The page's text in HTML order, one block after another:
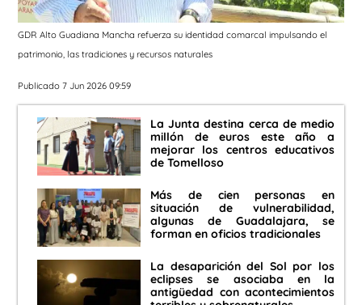
GDR Alto Guadiana Mancha refuerza su identidad comarcal impulsando el
patrimonio, las tradiciones y recursos naturales
Publicado 7 Jun 2026 09:59
La Junta destina cerca de medio
millón de euros este año a
mejorar los centros educativos
de Tomelloso
Más de cien personas en
situación de vulnerabilidad,
algunas de Guadalajara, se
forman en oficios tradicionales
La desaparición del Sol por los
eclipses se asociaba en la
antigüedad con acontecimientos